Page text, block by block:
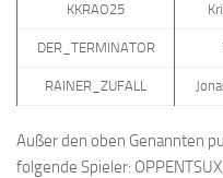
KKRAO25
DER_TERMINATOR
RAINER_ZUFALL
Außer den oben Genannten
folgende Spieler: